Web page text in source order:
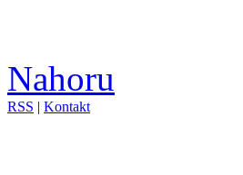
Nahoru
RSS | Kontakt